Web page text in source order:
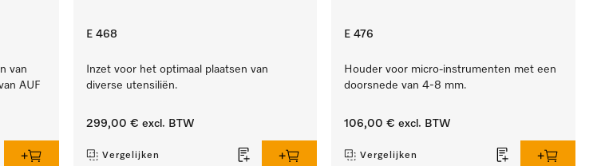
van
AUF
E 468
Inzet voor het optimaal plaatsen van
diverse utensiliën.
299,00 € excl. BTW
Vergelijken
E 476
Houder voor micro-instrumenten met een
doorsnede van 4-8 mm.
106,00 € excl. BTW
Vergelijken